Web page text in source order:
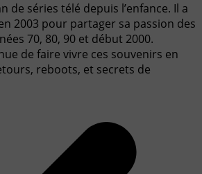
de séries télé depuis l’enfance. Il a
2003 pour partager sa passion des
70, 80, 90 et début 2000.
de faire vivre ces souvenirs en
reboots, et secrets de